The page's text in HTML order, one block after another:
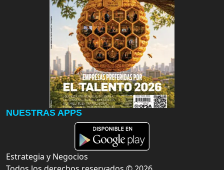
NUESTRAS APPS
Estrategia y Negocios